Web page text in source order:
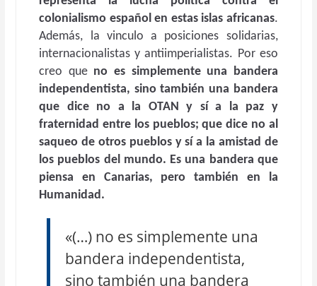
colonialismo español en estas islas africanas.
Además, la vinculo a posiciones solidarias,
internacionalistas y antiimperialistas. Por eso
creo que no es simplemente una bandera
independentista, sino también una bandera
que dice no a la OTAN y sí a la paz y
fraternidad entre los pueblos; que dice no al
saqueo de otros pueblos y sí a la amistad de
los pueblos del mundo. Es una bandera que
piensa en Canarias, pero también en la
Humanidad.
«(…) no es simplemente una
bandera independentista,
sino también una bandera